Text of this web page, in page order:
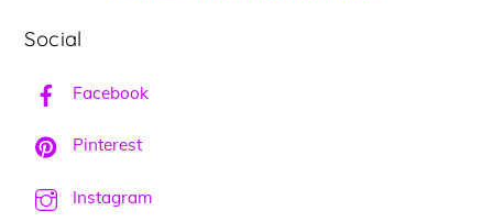
Social
Facebook
Pinterest
Instagram